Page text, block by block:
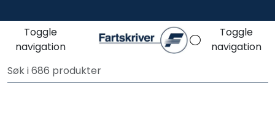
Toggle
navigation
Toggle
navigation
Fartsskriver
Alkolås